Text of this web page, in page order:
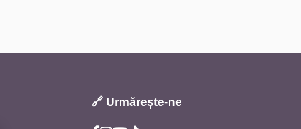
🔗 Urmărește-ne